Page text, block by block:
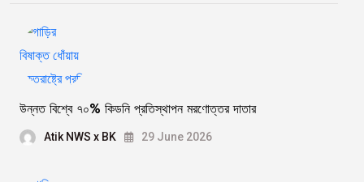
উন্নত বিশ্বে ৭০% কিডনি প্রতিস্থাপন মরণোত্তর দাতার
Atik NWS x BK 29 June 2026